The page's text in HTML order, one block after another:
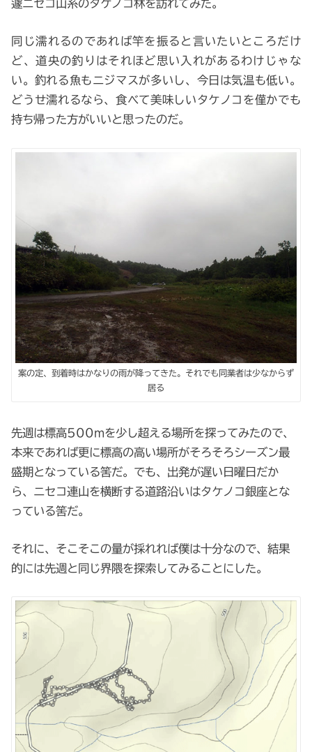
遽ニセコ山系のタケノコ林を訪れてみた。
同じ濡れるのであれば竿を振ると言いたいところだけ
ど、道央の釣りはそれほど思い入れがあるわけじゃな
い。釣れる魚もニジマスが多いし、今日は気温も低い。
どうせ濡れるなら、食べて美味しいタケノコを僅かでも
持ち帰った方がいいと思ったのだ。
案の定、到着時はかなりの雨が降ってきた。それでも同業者は少なからず
居る
先週は標高500mを少し超える場所を探ってみたので、
本来であれば更に標高の高い場所がそろそろシーズン最
盛期となっている筈だ。でも、出発が遅い日曜日だか
ら、ニセコ連山を横断する道路沿いはタケノコ銀座とな
っている筈だ。
それに、そこそこの量が採れれば僕は十分なので、結果
的には先週と同じ界隈を探索してみることにした。